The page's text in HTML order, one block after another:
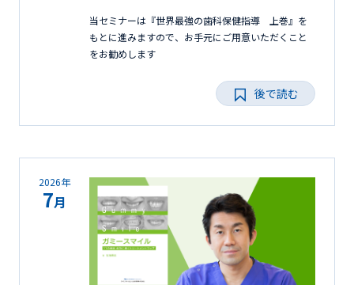
当セミナーは『世界最強の歯科保健指導 上巻』を
もとに進みますので、お手元にご用意いただくこと
をお勧めします
後で読む
2026年
7月